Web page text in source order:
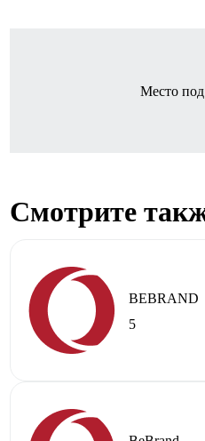
Место
Смотрите
BEBRAND
5